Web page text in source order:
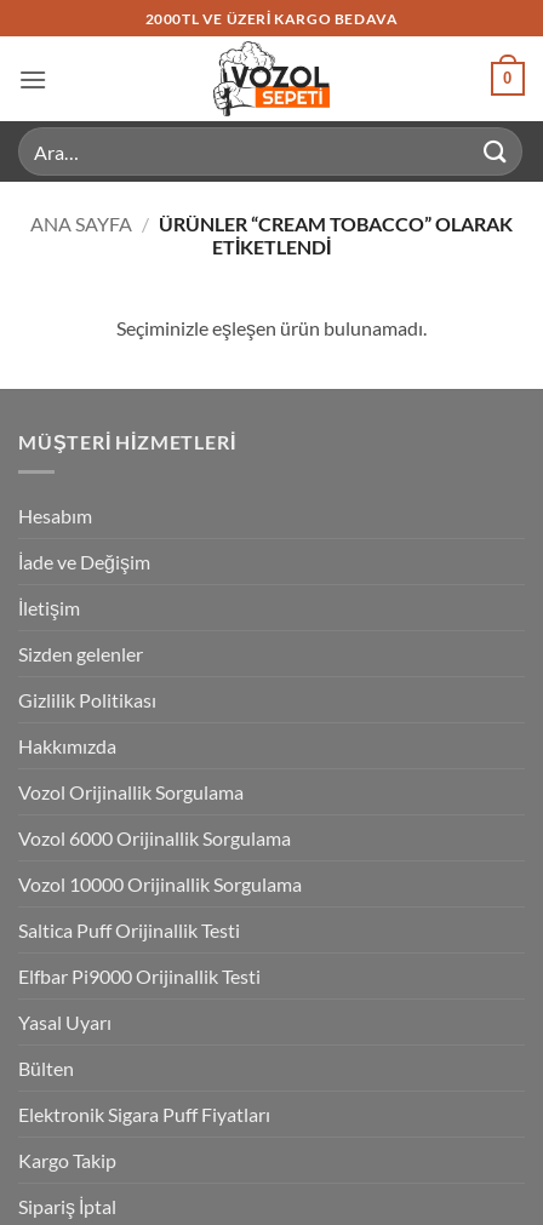
atla
2000TL VE ÜZERI KARGO BEDAVA
0
Ara:
ANA SAYFA / ÜRÜNLER “CREAM TOBACCO” OLARAK
ETIKETLENDI
Seçiminizle eşleşen ürün bulunamadı.
MÜŞTERI HIZMETLERI
Hesabım
İade ve Değişim
İletişim
Sizden gelenler
Gizlilik Politikası
Hakkımızda
Vozol Orijinallik Sorgulama
Vozol 6000 Orijinallik Sorgulama
Vozol 10000 Orijinallik Sorgulama
Saltica Puff Orijinallik Testi
Elfbar Pi9000 Orijinallik Testi
Yasal Uyarı
Bülten
Elektronik Sigara Puff Fiyatları
Kargo Takip
Sipariş İptal